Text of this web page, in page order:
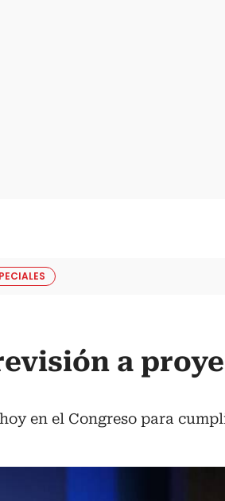
a
en el Congreso para